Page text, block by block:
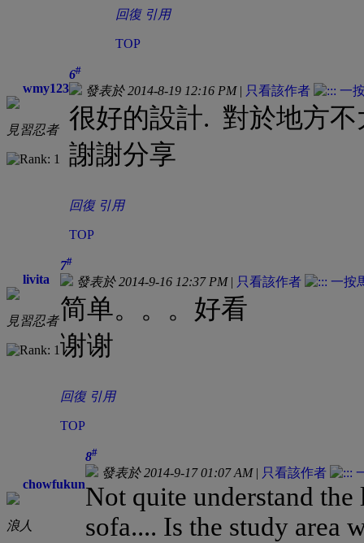
回復 引用
TOP
wmy123
見習忍者
6#
發表於 2014-8-19 12:16 PM| 只看該作者
很好的設計. 對於地方不
謝謝分享
回復 引用
TOP
livita
見習忍者
7#
發表於 2014-9-16 12:37 PM| 只看該作者
简单。。。好看
谢谢
回復 引用
TOP
chowfukun
浪人
8#
發表於 2014-9-17 01:07 AM| 只看該作者
Not quite understand
sofa.... Is the study area